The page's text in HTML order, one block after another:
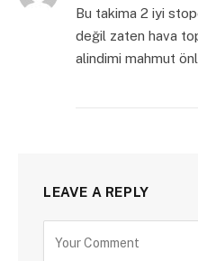
Bu takima 2 iyi
değil zaten hava
alindimi mahmut
LEAVE A REPLY